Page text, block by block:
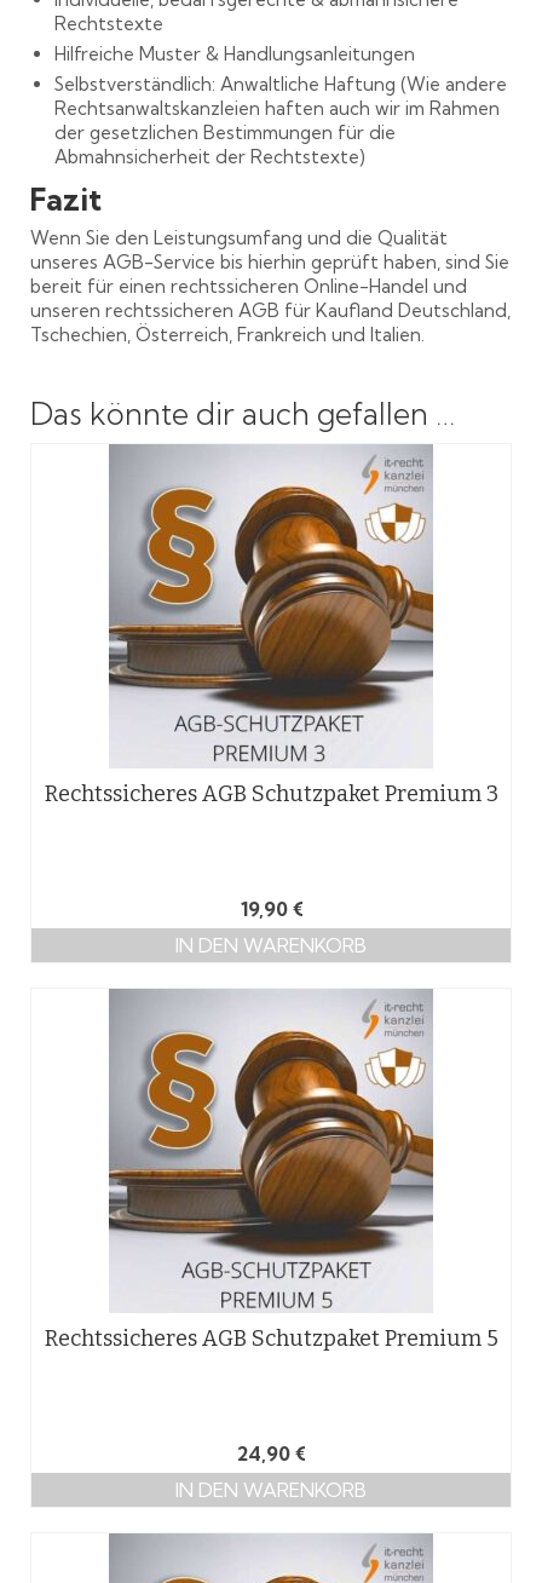
Rechtstexte
Hilfreiche Muster & Handlungsanleitungen
Selbstverständlich: Anwaltliche Haftung (Wie andere
Rechtsanwaltskanzleien haften auch wir im Rahmen
der gesetzlichen Bestimmungen für die
Abmahnsicherheit der Rechtstexte)
Fazit
Wenn Sie den Leistungsumfang und die Qualität
unseres AGB-Service bis hierhin geprüft haben, sind Sie
bereit für einen rechtssicheren Online-Handel und
unseren rechtssicheren AGB für Kaufland Deutschland,
Tschechien, Österreich, Frankreich und Italien.
Das könnte dir auch gefallen …
Rechtssicheres AGB Schutzpaket Premium 3
19,90 €
IN DEN WARENKORB
Rechtssicheres AGB Schutzpaket Premium 5
24,90 €
IN DEN WARENKORB